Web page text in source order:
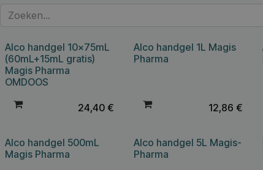
Alco handgel 10x75mL
(60mL+15mL gratis)
Magis Pharma
OMDOOS
24,40 €
Alco handgel 1L Magis
Pharma
12,86 €
Alco handgel 500mL
Magis Pharma
Alco handgel 5L Magis-
Pharma